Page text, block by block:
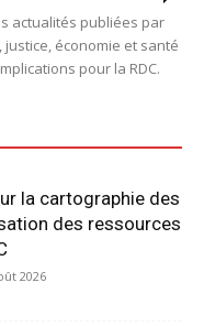
actualités publiées par
justice, économie et santé
pour la RDC.
la cartographie des
des ressources
2026